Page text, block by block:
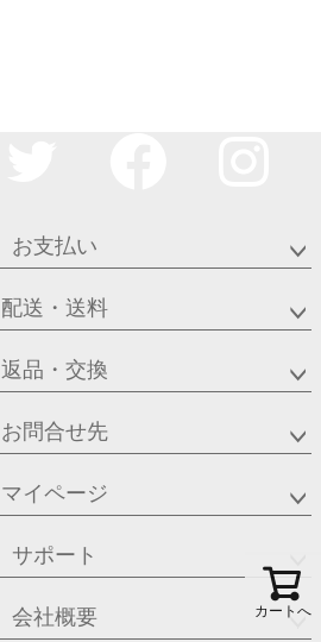
お支払い
配送・送料
返品・交換
お問合せ先
マイページ
サポート
会社概要 カートへ